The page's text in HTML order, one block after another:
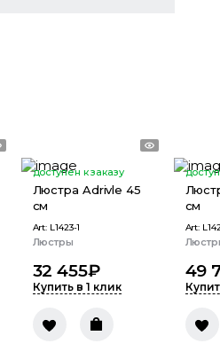
доступен к заказу
Люстра Adrivle 45
см
Art: L1423-1
Люстры
32 455₽
Купить в 1 клик
см
Art:
49